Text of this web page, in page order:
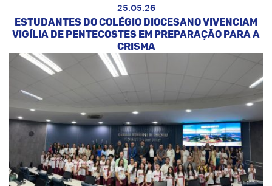
25.05.26
ESTUDANTES DO COLÉGIO DIOCESANO VIVENCIAM
VIGÍLIA DE PENTECOSTES EM PREPARAÇÃO PARA A
CRISMA